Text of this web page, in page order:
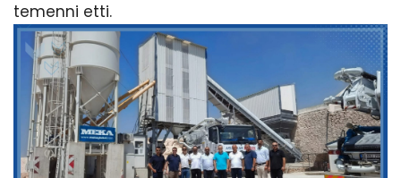
temenni etti.